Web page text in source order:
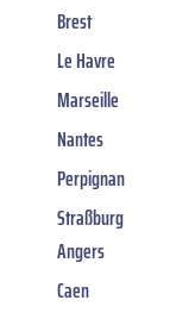
Brest
Le Havre
Marseille
Nantes
Perpignan
Straßburg
Angers
Caen